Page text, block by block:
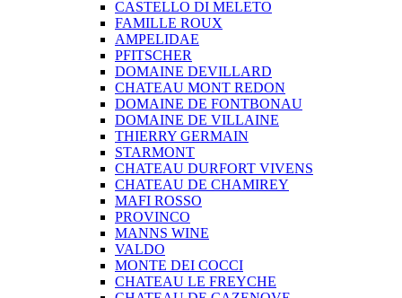
CASTELLO DI MELETO
FAMILLE ROUX
AMPELIDAE
PFITSCHER
DOMAINE DEVILLARD
CHATEAU MONT REDON
DOMAINE DE FONTBONAU
DOMAINE DE VILLAINE
THIERRY GERMAIN
STARMONT
CHATEAU DURFORT VIVENS
CHATEAU DE CHAMIREY
MAFI ROSSO
PROVINCO
MANNS WINE
VALDO
MONTE DEI COCCI
CHATEAU LE FREYCHE